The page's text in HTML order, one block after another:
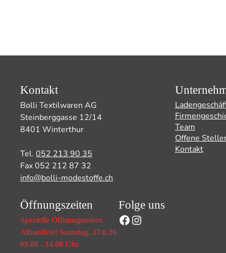
Kontakt
Bolli Textilwaren AG
Steinberggasse 12/14
8401 Winterthur
Tel. 052 213 90 35
Fax 052 212 87 32
info@bolli-modestoffe.ch
Öffnungszeiten
Spezielle Öffnungszeiten
Albanifest: Samstag, 27.6.26
09.00 - 14.00 Uhr
Folge uns
Facebook
Instagram
Team
Offene
Kontakt